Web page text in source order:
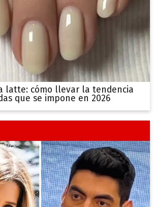
latte: cómo llevar la tendencia
que se impone en 2026